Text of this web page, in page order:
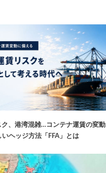
ク、港湾混雑…コンテナ運賃の変動
いヘッジ方法「FFA」とは